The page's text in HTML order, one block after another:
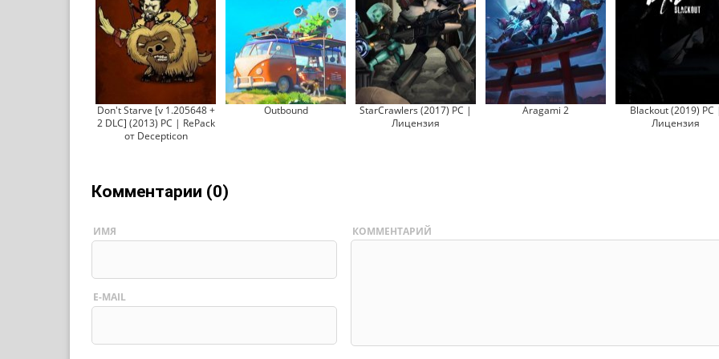
Don't Starve [v 1.205648 +
2 DLC] (2013) PC | RePack
от Decepticon
Outbound
StarCrawlers (2017) PC |
Лицензия
Aragami 2
Blackout (2019) PC
Лицензия
Комментарии (0)
ИМЯ
E-MAIL
КОММЕНТАРИЙ